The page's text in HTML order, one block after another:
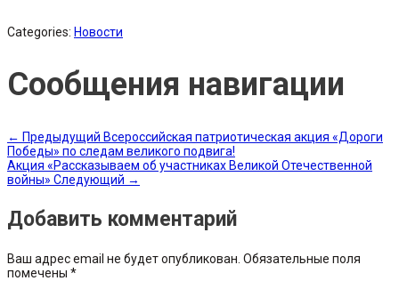
Categories: Новости
Сообщения навигации
← Предыдущий Всероссийская патриотическая акция «Дороги
Победы» по следам великого подвига!
Акция «Рассказываем об участниках Великой Отечественной
войны» Следующий →
Добавить комментарий
Ваш адрес email не будет опубликован. Обязательные поля
помечены *